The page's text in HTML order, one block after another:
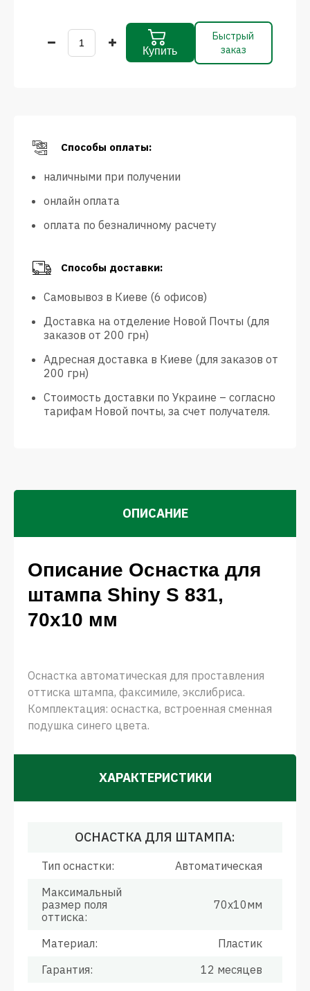
Купить
Быстрый
заказ
Способы оплаты:
наличными при получении
онлайн оплата
оплата по безналичному расчету
Способы доставки:
Самовывоз в Киеве (6 офисов)
Доставка на отделение Новой Почты (для
заказов от 200 грн)
Адресная доставка в Киеве (для заказов от
200 грн)
Стоимость доставки по Украине – согласно
тарифам Новой почты, за счет получателя.
ОПИСАНИЕ
Описание Оснастка для
штампа Shiny S 831,
70х10 мм
Оснастка автоматическая для проставления
оттиска штампа, факсимиле, экслибриса.
Комплектация: оснастка, встроенная сменная
подушка синего цвета.
ХАРАКТЕРИСТИКИ
ОСНАСТКА ДЛЯ ШТАМПА:
Тип оснастки:
Автоматическая
Максимальный
размер поля
оттиска:
70х10мм
Материал:
Пластик
Гарантия:
12 месяцев